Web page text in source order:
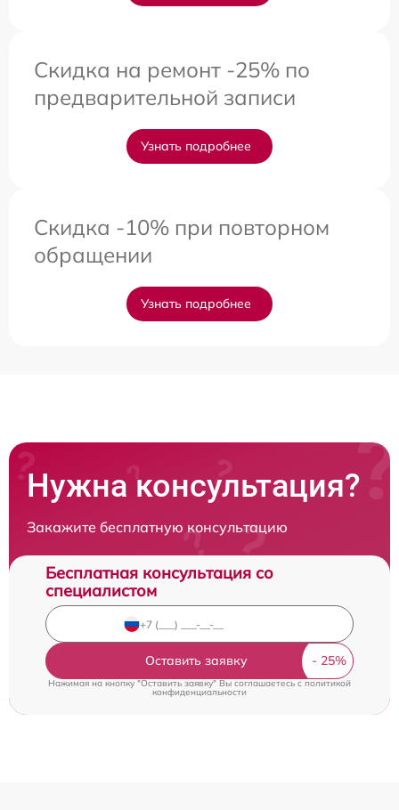
Скидка на ремонт -25% по
предварительной записи
Узнать подробнее
Скидка -10% при повторном
обращении
Узнать подробнее
Нужна консультация?
Закажите бесплатную консультацию
Бесплатная консультация со
специалистом
Оставить заявку
Нажимая на кнопку "Оставить заявку" Вы соглашаетесь cполитикой
конфиденциальности